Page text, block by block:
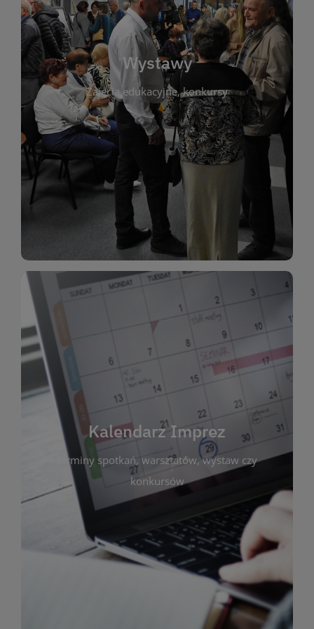
Wystawy
Zajęcia edukacyjne, konkursy
Wystawy
Biblioteka organizuje prezentujące zarówno
sztukę lokalnych twórców, jak i zbiory tematyczne.
W tej sekcji znajdziesz informacje o aktualnych
ekspozycjach oraz archiwum wystaw z
poprzednich lat. Prezentowane prace obejmują
malarstwo, fotografię, rękodzieło i inne formy
artystyczne. Każda wystawa to wyjątkowa okazja
do kontaktu z kulturą i sztuką w przestrzeni
biblioteki. Serdecznie zapraszamy wszystkich
Kalendarz Imprez
terminy spotkań, warsztatów, wystaw czy
konkursów
Kalendarz Imprez
Zakładka ta gromadzi wszystkie planowane
wydarzenia kulturalne i edukacyjne organizowane
przez bibliotekę. Możesz tu sprawdzić terminy
spotkań, warsztatów, wystaw czy konkursów.
Dzięki przejrzystemu kalendarzowi łatwo
zaplanujesz udział w interesujących Cię
wydarzeniach. Aktualizujemy harmonogram na
bieżąco, by zawsze był zgodny z planem pracy
biblioteki. Zapraszamy do śledzenia i uczestnictwa
w życiu kulturalnym miasta!
WIĘCEJ